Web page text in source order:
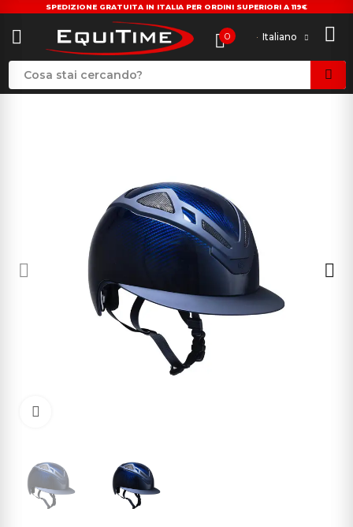
SPEDIZIONE GRATUITA IN ITALIA PER ORDINI SUPERIORI A 119€
0 Italiano